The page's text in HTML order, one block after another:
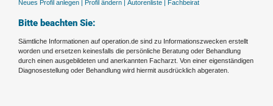
Neues Profil anlegen | Profil ändern | Autorenliste | Fachbeirat
Bitte beachten Sie:
Sämtliche Informationen auf operation.de sind zu Informationszwecken erstellt
worden und ersetzen keinesfalls die persönliche Beratung oder Behandlung
durch einen ausgebildeten und anerkannten Facharzt. Von einer eigenständigen
Diagnosestellung oder Behandlung wird hiermit ausdrücklich abgeraten.